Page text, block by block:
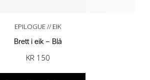
EPILOGUE // EIK
Brett i eik – Blå
KR150